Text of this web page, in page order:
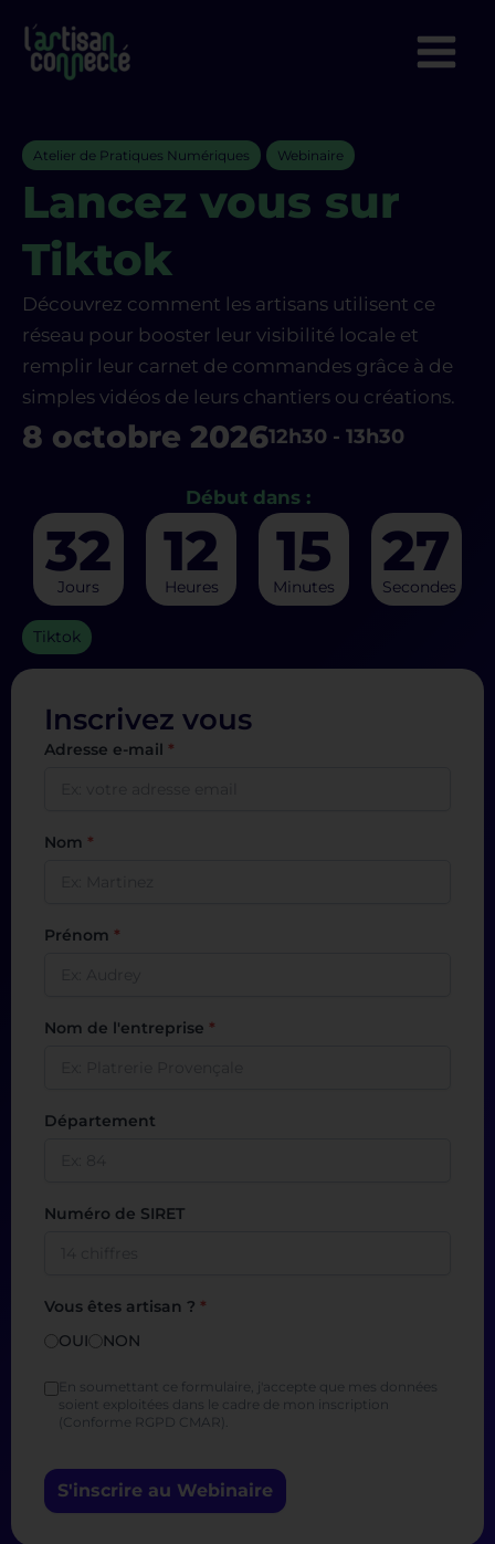
contenu
Atelier de Pratiques Numériques Webinaire
Lancez vous sur
Tiktok
Découvrez comment les artisans utilisent ce
réseau pour booster leur visibilité locale et
remplir leur carnet de commandes grâce à de
simples vidéos de leurs chantiers ou créations.
8 octobre 202612h30 - 13h30
Début dans :
32
Jours
12
Heures
15
Minutes
27
Secondes
Tiktok
Inscrivez vous
Adresse e-mail *
Nom *
Prénom *
Nom de l'entreprise *
Département
Numéro de SIRET
Vous êtes artisan ? *
OUI
NON
En soumettant ce formulaire, j'accepte que mes données
soient exploitées dans le cadre de mon inscription
(Conforme RGPD CMAR).
S'inscrire au Webinaire